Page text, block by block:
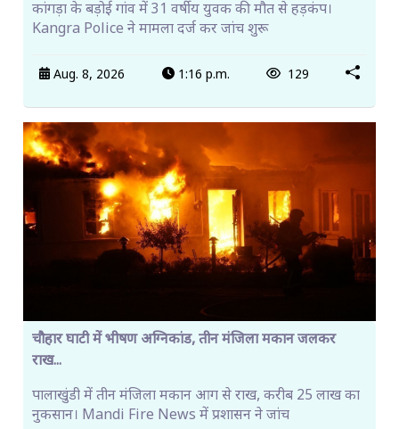
कांगड़ा के बड़ोई गांव में 31 वर्षीय युवक की मौत से हड़कंप।
Kangra Police ने मामला दर्ज कर जांच शुरू
Aug. 8, 2026 1:16 p.m. 129
चौहार घाटी में भीषण अग्निकांड, तीन मंजिला मकान जलकर
राख...
पालाखुंडी में तीन मंजिला मकान आग से राख, करीब 25 लाख का
नुकसान। Mandi Fire News में प्रशासन ने जांच